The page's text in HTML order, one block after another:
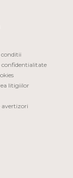
conditii
confidentialitate
litigiilor
avertizori